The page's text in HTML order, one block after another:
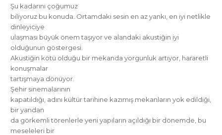
Şu kadarını çoğumuz
biliyoruz bu konuda. Ortamdaki sesin en az yankı, en iyi netlikle
dinleyiciye
ulaşması büyük önem taşıyor ve alandaki akustiğin iyi
olduğunun göstergesi.
Akustiğin kötü olduğu bir mekanda yorgunluk artıyor, hararetli
konuşmalar
tartışmaya dönüyor.
Şehir sinemalarının
kapatıldığı, adını kültür tarihine kazımış mekanların yok edildiği,
bir yandan
da görkemli törenlerle yeni yapıların açıldığı bir dönemde, bu
meseleleri bir